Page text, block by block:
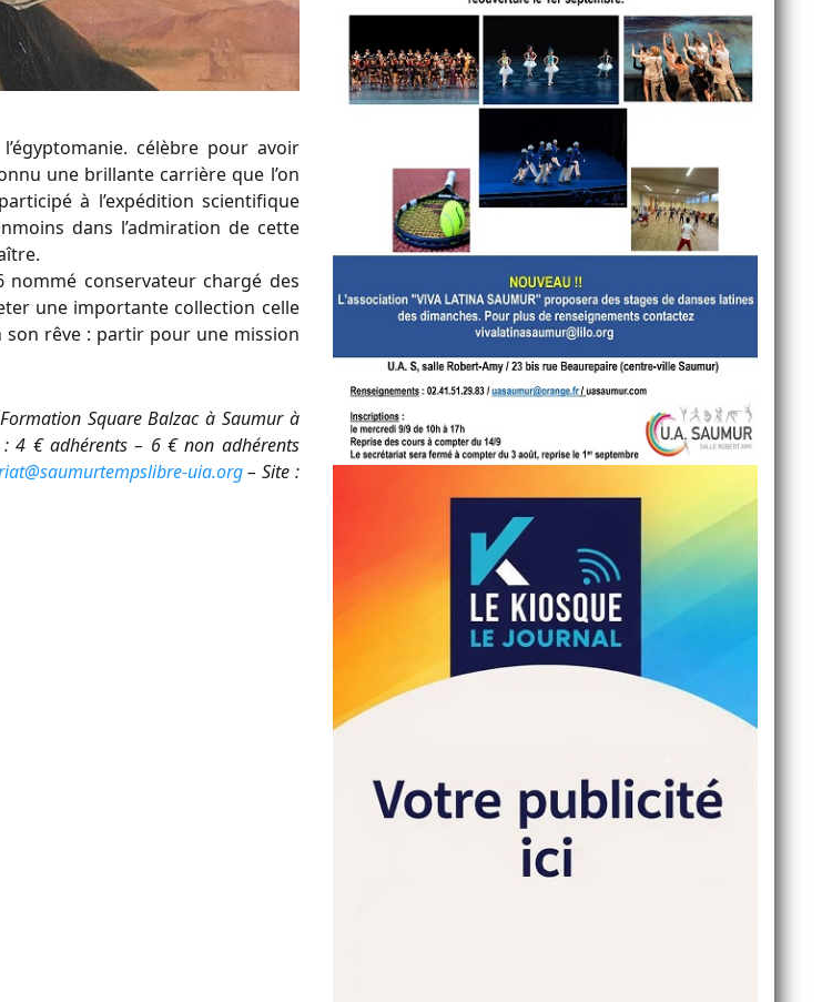
célèbre pour avoir
une brillante carrière que l’on
à l’expédition scientifique
dans l’admiration de cette
nommé conservateur chargé des
une importante collection celle
son rêve : partir pour une mission
Square Balzac à Saumur à
4 € adhérents – 6 € non adhérents
uia.org– Site :